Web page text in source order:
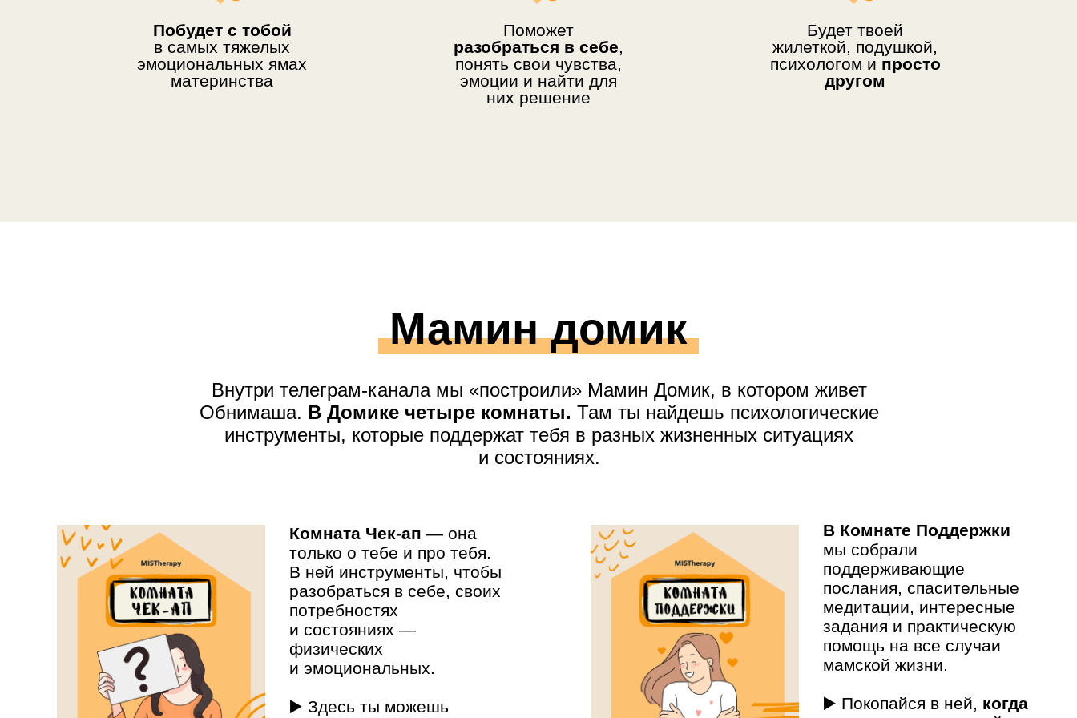
для усталых мам!"Поможет
разобраться в себе,
понять свои чувства,
эмоции и найти для
них решение
Побудет с тобой
в самых тяжелых
эмоциональных ямах
материнства
Будет твоей
жилеткой, подушкой,
психологом и просто
другом
Комната Чек-ап — она
только о тебе и про тебя.
В ней инструменты, чтобы
разобраться в себе, своих
потребностях
и состояниях —
физических
и эмоциональных.
▶️ Здесь ты можешь
В Комнате Поддержки
мы собрали
поддерживающие
послания, спасительные
медитации, интересные
задания и практическую
помощь на вс е случаи
мамской жизни.
▶️ Покопайся в ней, когда
Мамин домик
Внутри телеграм-канала мы «построили» Мамин Домик, в котором живет
Обнимаша. В Домике четыре комнаты. Там ты найдешь психологические
инструменты, которые поддержат тебя в разных жизненных ситуациях
и состояниях.